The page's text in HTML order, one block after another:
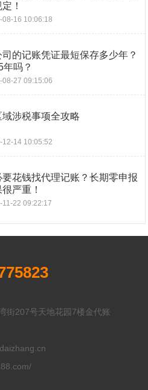
！
08-16 10:06:18
司的记账凭证最短保存多少年？
年吗？
08-27 09:15:06
域涉税事项全攻略
12-14 10:05:52
要花钱找代理记账？长期零申报
严重！
11-22 09:22:17
街207号天地花园7楼金代账